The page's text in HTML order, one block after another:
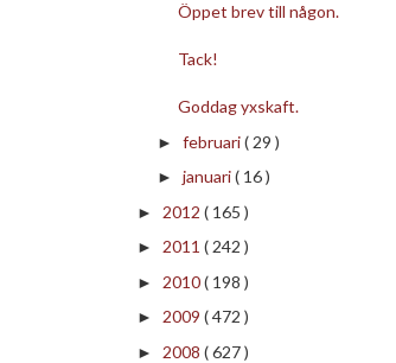
Öppet brev till någon.
Tack!
Goddag yxskaft.
► februari( 29 )
► januari( 16 )
► 2012 ( 165 )
► 2011 ( 242 )
► 2010( 198 )
► 2009 ( 472 )
► 2008 ( 627 )